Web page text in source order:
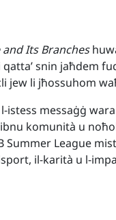
and Its Branches
snin jaħdem
jew li jħossuhom
istess messaġġ
komunità u
Summer League
il-karità u l-